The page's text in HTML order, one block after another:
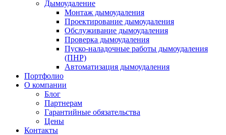
Дымоудаление
Монтаж дымоудаления
Проектирование дымоудаления
Обслуживание дымоудаления
Проверка дымоудаления
Пуско-наладочные работы дымоудаления
(ПНР)
Автоматизация дымоудаления
Портфолио
О компании
Блог
Партнерам
Гарантийные обязательства
Цены
Контакты